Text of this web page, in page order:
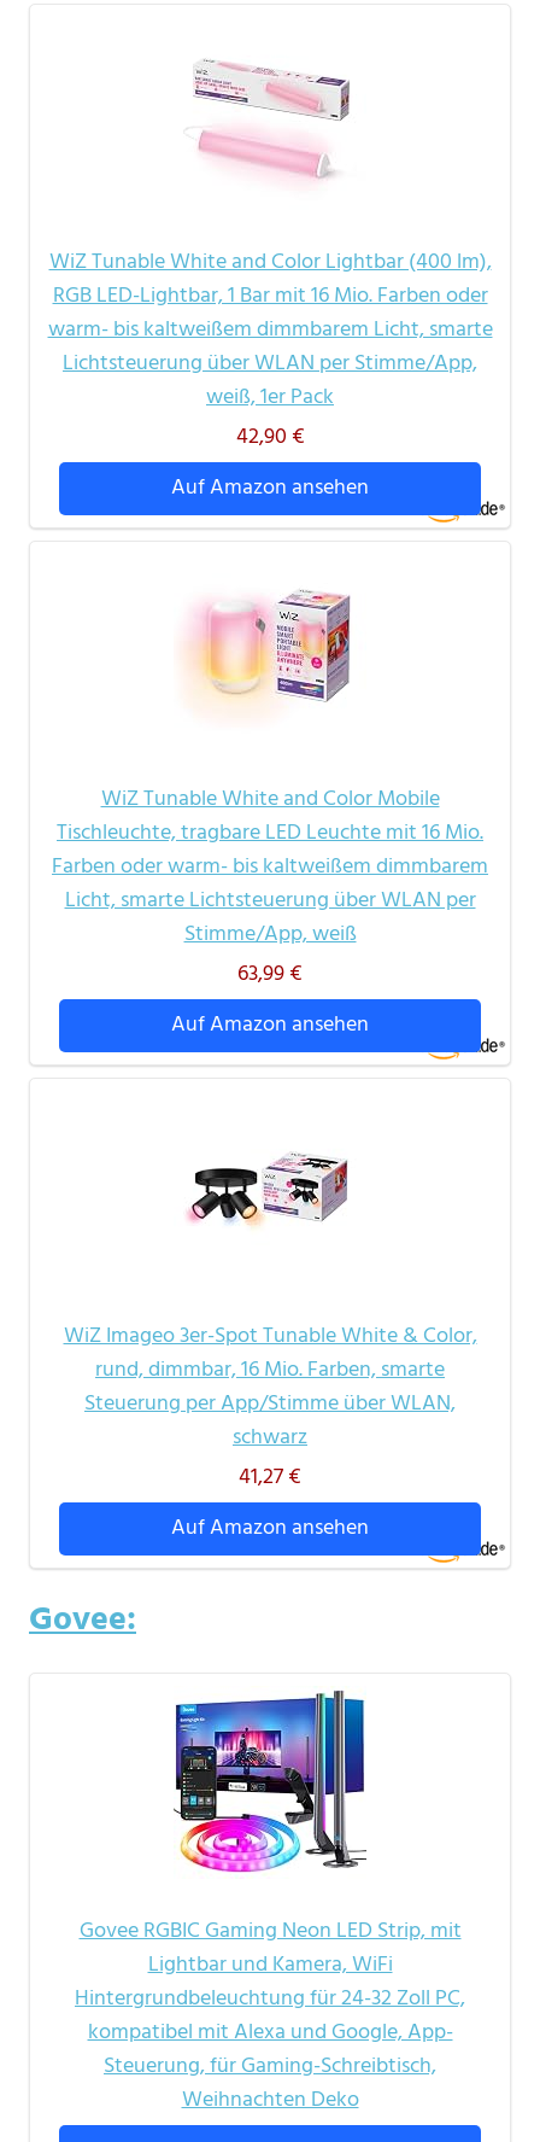
WiZ Tunable White and Color Lightbar (400 lm),
RGB LED-Lightbar, 1 Bar mit 16 Mio. Farben oder
warm- bis kaltweißem dimmbarem Licht, smarte
Lichtsteuerung über WLAN per Stimme/App,
weiß, 1er Pack
42,90 €
Auf Amazon ansehen
WiZ Tunable White and Color Mobile
Tischleuchte, tragbare LED Leuchte mit 16 Mio.
Farben oder warm- bis kaltweißem dimmbarem
Licht, smarte Lichtsteuerung über WLAN per
Stimme/App, weiß
63,99 €
Auf Amazon ansehen
WiZ Imageo 3er-Spot Tunable White & Color,
rund, dimmbar, 16 Mio. Farben, smarte
Steuerung per App/Stimme über WLAN,
schwarz
41,27 €
Auf Amazon ansehen
Govee:
Govee RGBIC Gaming Neon LED Strip, mit
Lightbar und Kamera, WiFi
Hintergrundbeleuchtung für 24-32 Zoll PC,
kompatibel mit Alexa und Google, App-
Steuerung, für Gaming-Schreibtisch,
Weihnachten Deko